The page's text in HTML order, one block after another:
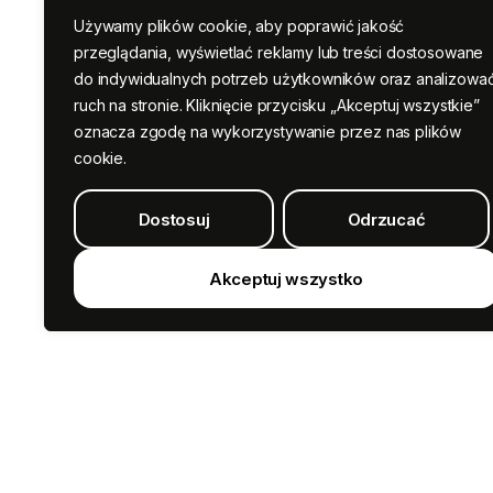
Używamy plików cookie, aby poprawić jakość
przeglądania, wyświetlać reklamy lub treści dostosowane
do indywidualnych potrzeb użytkowników oraz
ruch na stronie. Kliknięcie przycisku „Akceptuj wszystkie”
oznacza zgodę na wykorzystywanie przez nas plików
cookie.
Dostosuj Odrzucać
Akceptuj wszystko